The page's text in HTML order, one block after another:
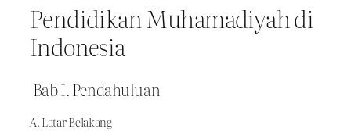
Pendidikan Muhamadiyah di
Indonesia
Bab I. Pendahuluan
A. Latar Belakang